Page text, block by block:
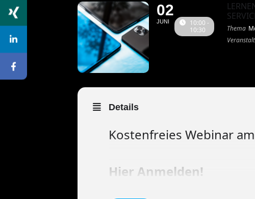
02
JUNI
10:00 -
10:30
Thema
Details
Kostenfreies Webinar
Hier Anmelden!